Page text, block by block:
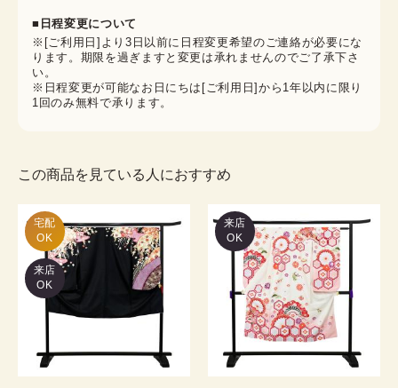
■日程変更について
※[ご利用日]より3日以前に日程変更希望のご連絡が必要にな
ります。期限を過ぎますと変更は承れませんのでご了承下さ
い。
※日程変更が可能なお日にちは[ご利用日]から1年以内に限り
1回のみ無料で承ります。
この商品を見ている人におすすめ
宅配
OK
来店
OK
来店
OK